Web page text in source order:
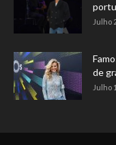
Julho
de
Julho